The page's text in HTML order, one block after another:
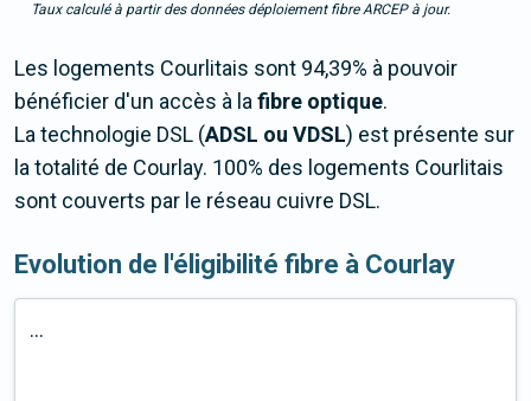
Taux calculé à partir des données déploiement fibre ARCEP à jour.
Les logements Courlitais sont 94,39% à pouvoir
bénéficier d'un accès à lafibre optique.
La technologie DSL (ADSL ou VDSL) est présente sur
la totalité de Courlay. 100% des logements Courlitais
sont couverts par le réseau cuivre DSL.
Evolution de l'éligibilité fibre à Courlay
...